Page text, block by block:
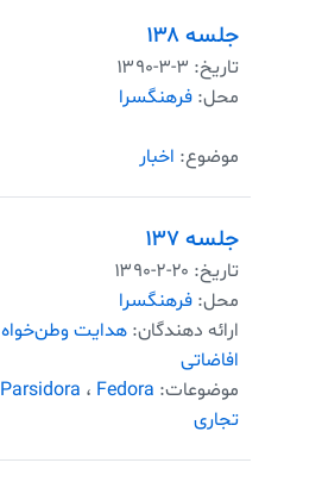
جلسه ۱۳۸
تاریخ: ۱۳۹۰-۳-۳
محل: فرهنگسرا
موضوع: اخبار
جلسه ۱۳۷
تاریخ: ۱۳۹۰-۲-۲۰
محل: فرهنگسرا
ارائه دهندگان: هدایت وطن‌خواه
افاضاتی
موضوعات:
Parsidora ، Fedora
تجاری